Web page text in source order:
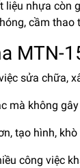
nhựa
cầm
MTN-
sửa chữa,
mà không
tạo hình,
công việc